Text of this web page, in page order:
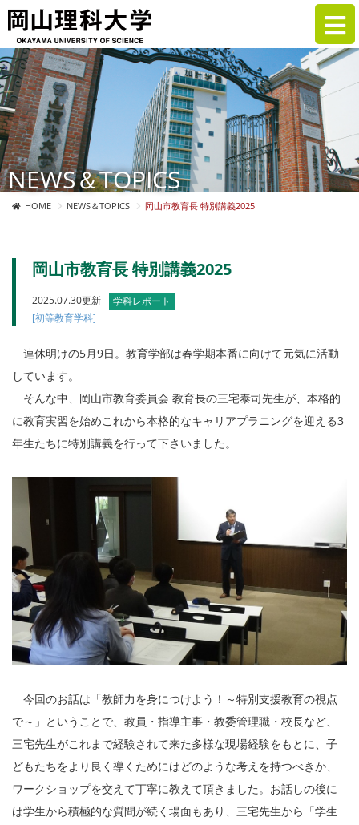
NEWS＆TOPICS
HOME NEWS＆TOPICS 岡山市教育長 特別講義2025
岡山市教育長 特別講義2025
2025.07.30更新
学科レポート
[初等教育学科]
連休明けの5月9日。教育学部は春学期本番に向けて元気に活動
しています。
そんな中、岡山市教育委員会 教育長の三宅泰司先生が、本格的
に教育実習を始めこれから本格的なキャリアプラニングを迎える3
年生たちに特別講義を行って下さいました。
今回のお話は「教師力を身につけよう！～特別支援教育の視点
で～」ということで、教員・指導主事・教委管理職・校長など、
三宅先生がこれまで経験されて来た多様な現場経験をもとに、子
どもたちをより良く導くためにはどのような考えを持つべきか、
ワークショップを交えて丁寧に教えて頂きました。お話しの後に
は学生から積極的な質問が続く場面もあり、三宅先生から「学生